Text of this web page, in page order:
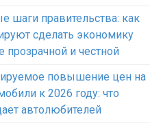
шаги правительства: как
сделать экономику
прозрачной и честной
повышение цен на
к 2026 году: что
автолюбителей